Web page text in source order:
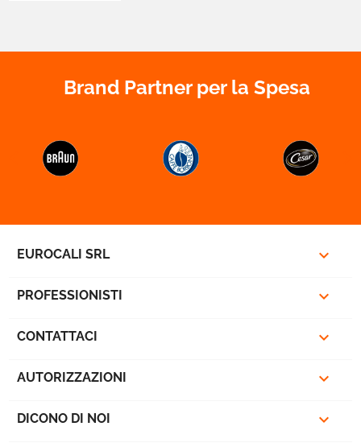
Brand Partner per la Spesa
EUROCALI SRL 
PROFESSIONISTI 
CONTATTACI 
AUTORIZZAZIONI 
DICONO DI NOI 